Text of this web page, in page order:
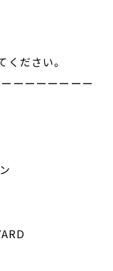
ださい。
ーーーーーーー